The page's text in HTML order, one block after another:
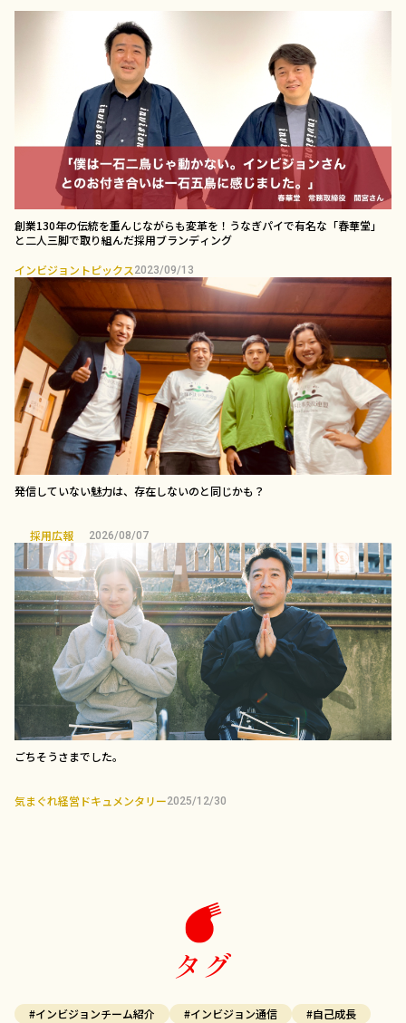
創業130年の伝統を重んじながらも変革を！うなぎパイで有名な「春華堂」
と二人三脚で取り組んだ採用ブランディング￼
インビジョントピックス 2023/09/13
発信していない魅力は、存在しないのと同じかも？
採用広報 2026/08/07
ごちそうさまでした。
気まぐれ経営ドキュメンタリー2025/12/30
タグ
#インビジョンチーム紹介 #インビジョン通信
#自己成長